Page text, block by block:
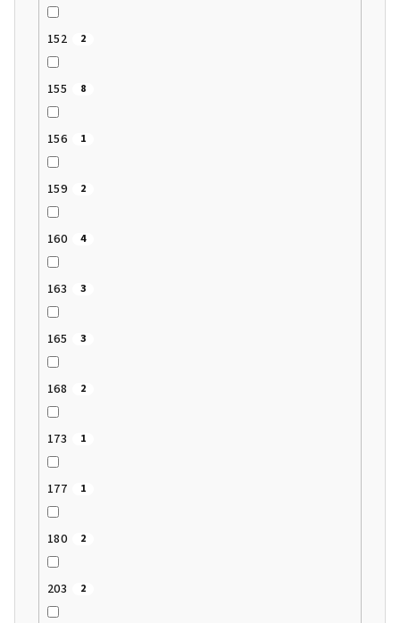
152 2
155 8
156 1
159 2
160 4
163 3
165 3
168 2
173 1
177 1
180 2
203 2